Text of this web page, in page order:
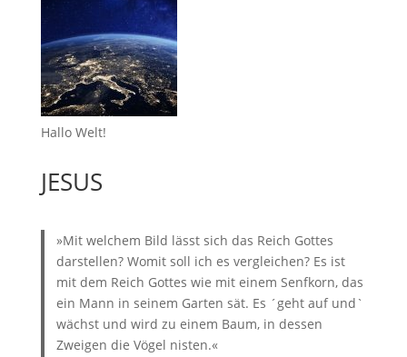
Hallo Welt!
JESUS
»Mit welchem Bild lässt sich das Reich Gottes
darstellen? Womit soll ich es vergleichen? Es ist
mit dem Reich Gottes wie mit einem Senfkorn, das
ein Mann in seinem Garten sät. Es ´geht auf und`
wächst und wird zu einem Baum, in dessen
Zweigen die Vögel nisten.«